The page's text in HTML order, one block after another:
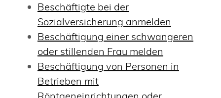
Beschäftigte bei der
Sozialversicherung anmelden
Beschäftigung einer schwangeren
oder stillenden Frau melden
Beschäftigung von Personen in
Betrieben mit